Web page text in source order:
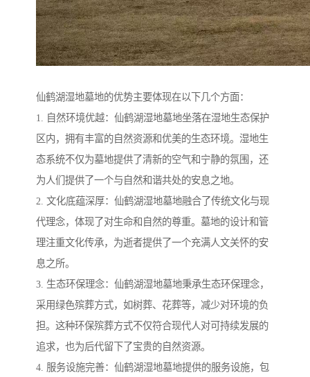
仙鹤湖湿地墓地的优势主要体现在以下几个方面：
1. 自然环境优越：仙鹤湖湿地墓地坐落在湿地生态保护
区内，拥有丰富的自然资源和优美的生态环境。湿地生
态系统不仅为墓地提供了清新的空气和宁静的氛围，还
为人们提供了一个与自然和谐共处的安息之地。
2. 文化底蕴深厚：仙鹤湖湿地墓地融合了传统文化与现
代理念，体现了对生命和自然的尊重。墓地的设计和管
理注重文化传承，为逝者提供了一个充满人文关怀的安
息之所。
3. 生态环保理念：仙鹤湖湿地墓地秉承生态环保理念，
采用绿色殡葬方式，如树葬、花葬等，减少对环境的负
担。这种环保殡葬方式不仅符合现代人对可持续发展的
追求，也为后代留下了宝贵的自然资源。
4. 服务设施完善：仙鹤湖湿地墓地提供的服务设施，包